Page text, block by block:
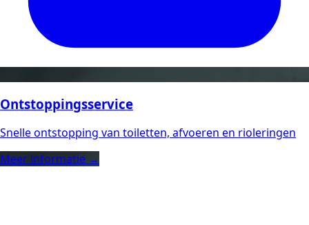
Ontstoppingsservice
Snelle ontstopping van toiletten, afvoeren en rioleringen
Meer informatie →